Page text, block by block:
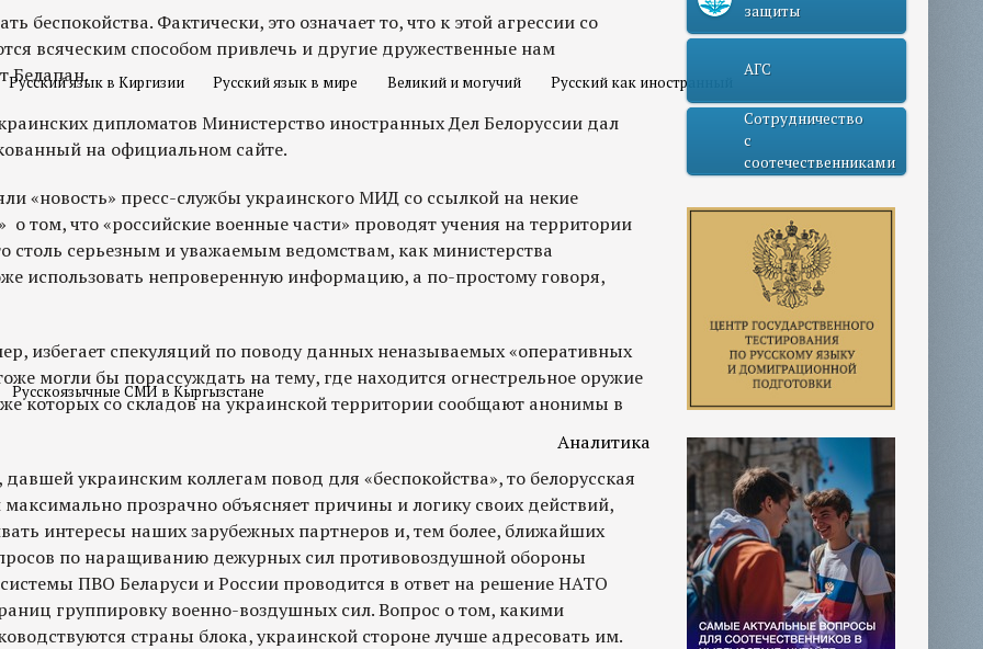
Русский язык в Киргизии Русский язык в мире Великий и могучий Русский как иностранный
Русскоязычные СМИ в Кыргызстане
Аналитика
беспокойства. Фактически, это означает то, что к этой агрессии со
всяческим способом привлечь и другие дружественные нам
Белапан.
дипломатов Министерство иностранных Дел Белоруссии дал
на официальном сайте.
«новость» пресс-службы украинского МИД со ссылкой на некие
том, что «российские военные части» проводят учения на территории
столь серьезным и уважаемым ведомствам, как министерства
использовать непроверенную информацию, а по-простому говоря,
избегает спекуляций по поводу данных неназываемых «оперативных
могли бы порассуждать на тему, где находится огнестрельное оружие
которых со складов на украинской территории сообщают анонимы в
давшей украинским коллегам повод для «беспокойства», то белорусская
максимально прозрачно объясняет причины и логику своих действий,
интересы наших зарубежных партнеров и, тем более, ближайших
по наращиванию дежурных сил противовоздушной обороны
ПВО Беларуси и России проводится в ответ на решение НАТО
группировку военно-воздушных сил. Вопрос о том, какими
страны блока, украинской стороне лучше адресовать им.
защиты
АГС
Сотрудничество
с
соотечественниками